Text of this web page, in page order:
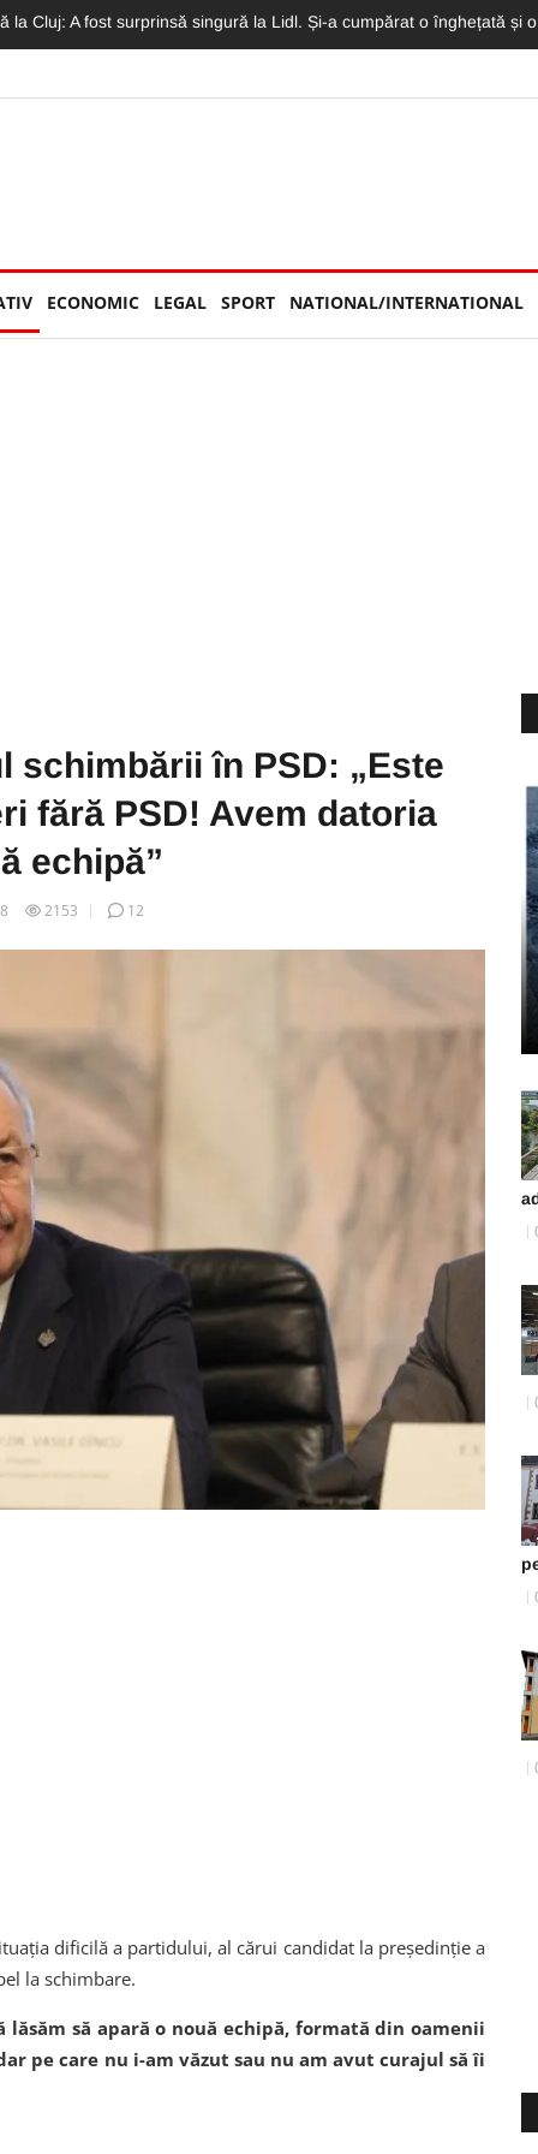
Concertul Lewis Capaldi, arhiplin. Accesul a fost restricționat
ECONOMIC LEGAL SPORT NATIONAL/INTERNATIONAL
schimbării în PSD: „Este
fără PSD! Avem datoria
echipă”
2153 12
dificilă a partidului, al cărui candidat la președinție a
la schimbare.
să apară o nouă echipă, formată din oamenii
pe care nu i-am văzut sau nu am avut curajul să îi